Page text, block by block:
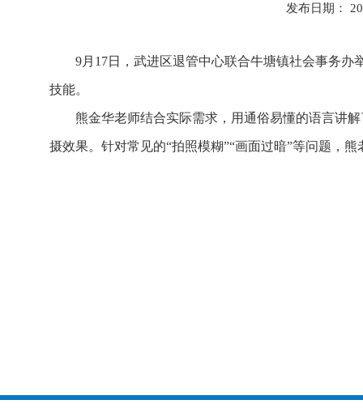
发布日期：
9月17日，武进区退管中心联合牛塘镇社会事务
技能。
熊金华老师结合实际需求，用通俗易懂的语言讲
摄效果。针对常见的“拍照模糊”“画面过暗”等问题，